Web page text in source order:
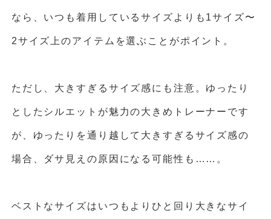
なら、いつも着用しているサイズよりも1サイズ〜
2サイズ上のアイテムを選ぶことがポイント。
ただし、大きすぎるサイズ感にも注意。ゆったり
としたシルエットが魅力の大きめトレーナーです
が、ゆったりを通り越して大きすぎるサイズ感の
場合、ダサ見えの原因になる可能性も……。
ベストなサイズはいつもよりひと回り大きなサイ